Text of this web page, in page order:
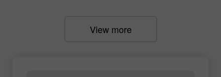
View more